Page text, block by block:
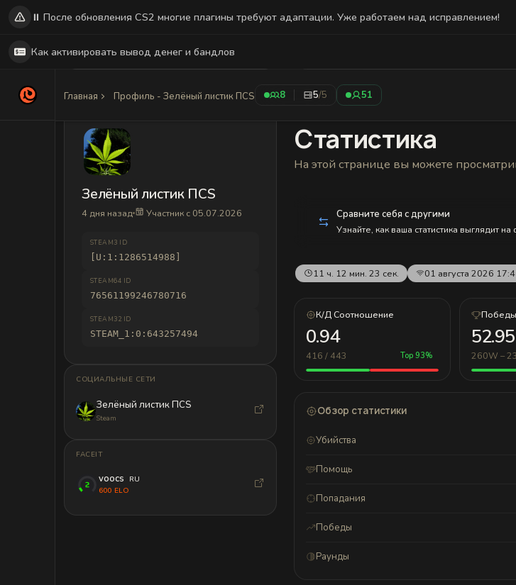
Главная Профиль - Зелёный листик ПCS 8 5/5 51
Зелёный листик ПCS
4 дня назад Участник с 05.07.2026
STEAM3 ID
[U:1:1286514988]
STEAM64 ID
76561199246780716
STEAM32 ID
STEAM_1:0:643257494
СОЦИАЛЬНЫЕ СЕТИ
Зелёный листик ПCS
Steam
FACEIT
voocs
RU
600 ELO
Статистика
Статистика
На этой странице вы можете
Сравните себя с другими
Узнайте, как ваша статистика выглядит
11 ч. 12 мин. 23 сек. 01 августа 2026
К/Д Соотношение
0.94
416 / 443 Top 93%
Победы
260W –
Обзор статистики
Убийства
Помощь
Попадания
Победы
Раунды
⏸️ После обновления CS2 многие плагины требуют адаптации. Уже работаем над исправлением!
Как активировать вывод денег и бандлов